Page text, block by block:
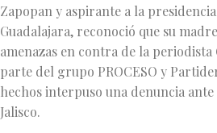
Zapopan y aspirante a la
Guadalajara, reconoció que su
amenazas en contra de la
parte del grupo PROCESO y
hechos interpuso una denuncia
Jalisco.